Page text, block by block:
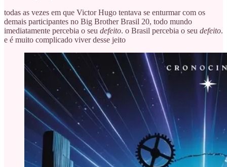
todas as vezes em que Victor Hugo tentava se enturmar com os
demais participantes no Big Brother Brasil 20, todo mundo
imediatamente percebia o seu defeito. o Brasil percebia o seu defeito.
e é muito complicado viver desse jeito